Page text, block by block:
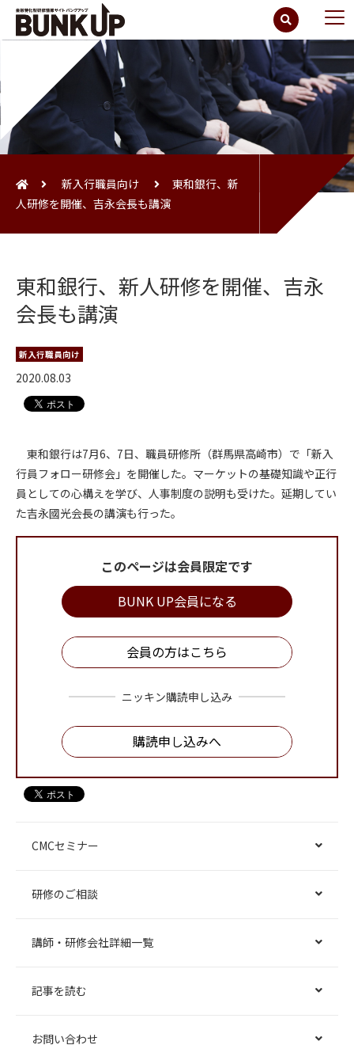
新入行職員向け
東和銀行、新
人研修を開催、吉永会長も講演
東和銀行、新人研修を開催、吉永
会長も講演
新入行職員向け
2020.08.03
東和銀行は7月6、7日、職員研修所（群馬県高崎市）で「新入
行員フォロー研修会」を開催した。マーケットの基礎知識や正行
員としての心構えを学び、人事制度の説明も受けた。延期してい
た吉永國光会長の講演も行った。
このページは会員限定です
BUNK UP会員になる
会員の方はこちら
ニッキン購読申し込み
購読申し込みへ
CMCセミナー
研修のご相談
講師・研修会社詳細一覧
記事を読む
お問い合わせ